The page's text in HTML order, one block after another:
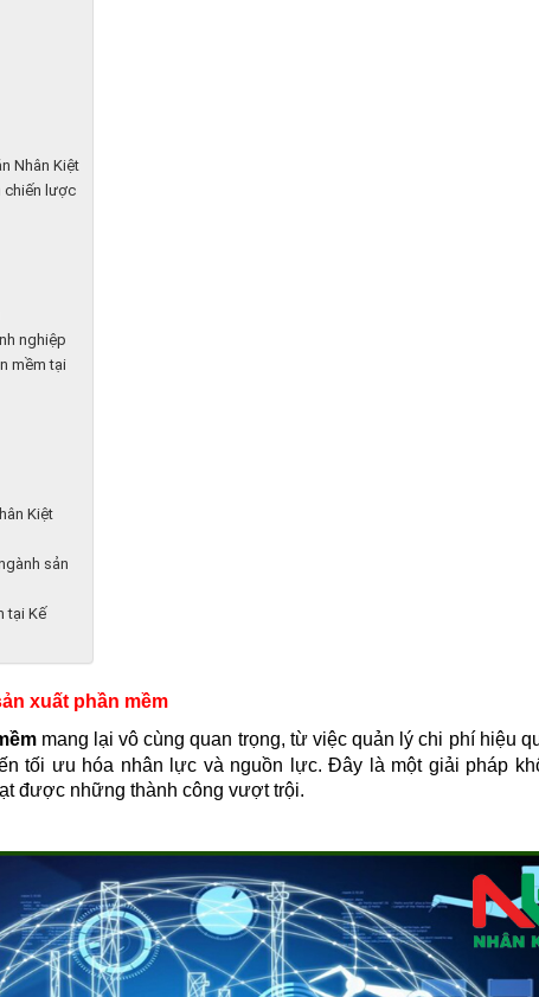
Nhân Kiệt
chiến lược
nghiệp
mềm tại
Kiệt
sản
tại Kế
xuất phần mềm
mang lại vô cùng quan trọng, từ việc quản lý chi phí hiệu
tối ưu hóa nhân lực và nguồn lực. Đây là một giải pháp
được những thành công vượt trội.